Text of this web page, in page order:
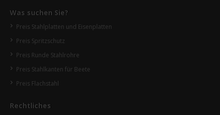
Was suchen Sie?
Preis Stahlplatten und Eisenplatten
Preis Spritzschutz
Preis Runde Stahlrohre
Preis Stahlkanten für Beete
Preis Flachstahl
Rechtliches